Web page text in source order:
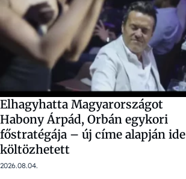
Elhagyhatta Magyarországot
Habony Árpád, Orbán egykori
főstratégája – új címe alapján ide
költözhetett
2026.08.04.